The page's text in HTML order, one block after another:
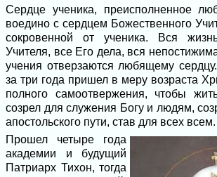
Сердце ученика, преисполненное
воедино с сердцем Боже­ственного
сокровен­ной от ученика. Вся
Учителя, все Его дела, вся
учения отверзаются любя­щему
за три года пришел в меру возраста
полного самоотвержения, чтобы
созрел для служения Богу и людям,
апостольско­го пути, став для всех всем.
Прошел четыре года
академии и буду­щий
Патриарх Тихон, тогда